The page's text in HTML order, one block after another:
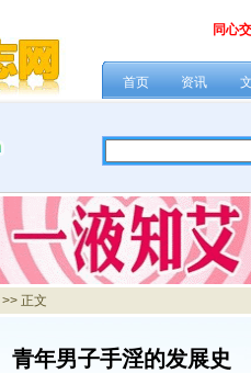
同心
首页 资讯
>> 正文
青年男子手淫的发展史